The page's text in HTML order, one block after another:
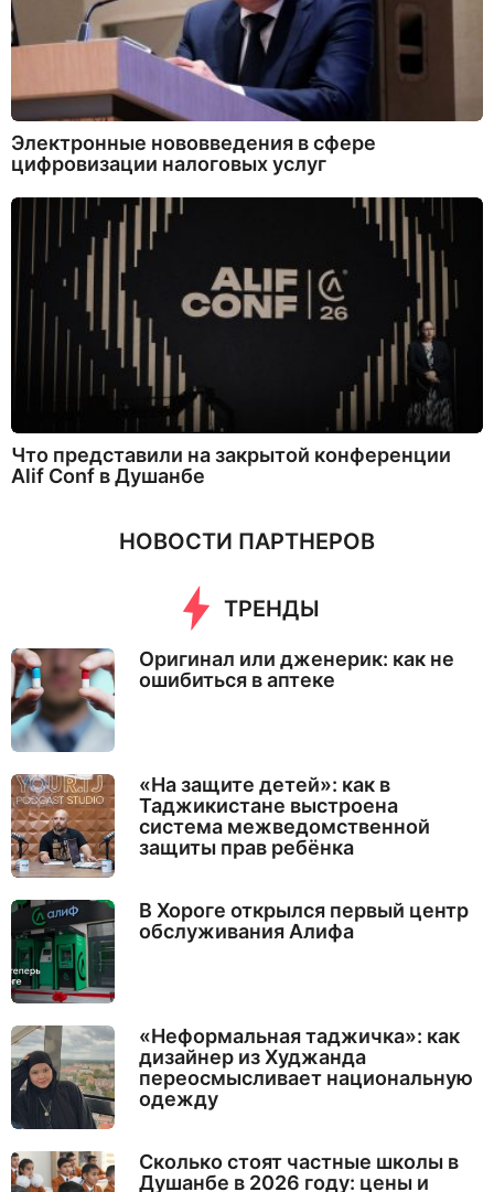
Электронные нововведения в сфере
цифровизации налоговых услуг
Что представили на закрытой конференции
Alif Conf в Душанбе
НОВОСТИ ПАРТНЕРОВ
ТРЕНДЫ
Оригинал или дженерик: как не
ошибиться в аптеке
«На защите детей»: как в
Таджикистане выстроена
система межведомственной
защиты прав ребёнка
В Хороге открылся первый центр
обслуживания Алифа
«Неформальная таджичка»: как
дизайнер из Худжанда
переосмысливает национальную
одежду
Сколько стоят частные школы в
Душанбе в 2026 году: цены и